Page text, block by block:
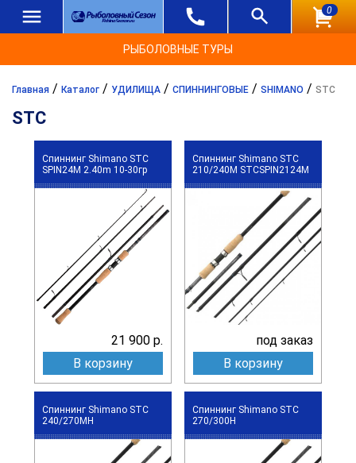
0
РЫБОЛОВНЫЕ ТУРЫ
Главная / Каталог / УДИЛИЩА / СПИННИНГОВЫЕ / SHIMANO / STC
STC
Спиннинг Shimano STC
SPIN24M 2.40m 10-30гр
21 900 р.
В корзину
Спиннинг Shimano STC
210/240M STCSPIN2124M
под заказ
В корзину
Спиннинг Shimano STC
240/270MH
Спиннинг Shimano STC
270/300H